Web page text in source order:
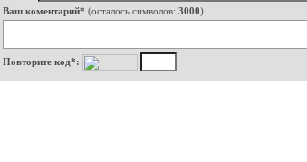
Ваш коментарий* (осталось символов: 3000)
Повторите код*: